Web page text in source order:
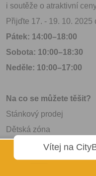
i soutěže o atraktivní
Přijďte 17. - 19. 10. 2025
Pátek: 14:00–18:00
Sobota: 10:00–18:30
Neděle: 10:00–17:00
Na co se můžete těšit?
Stánkový prodej
Dětská zóna
Soutěže
Vítej na